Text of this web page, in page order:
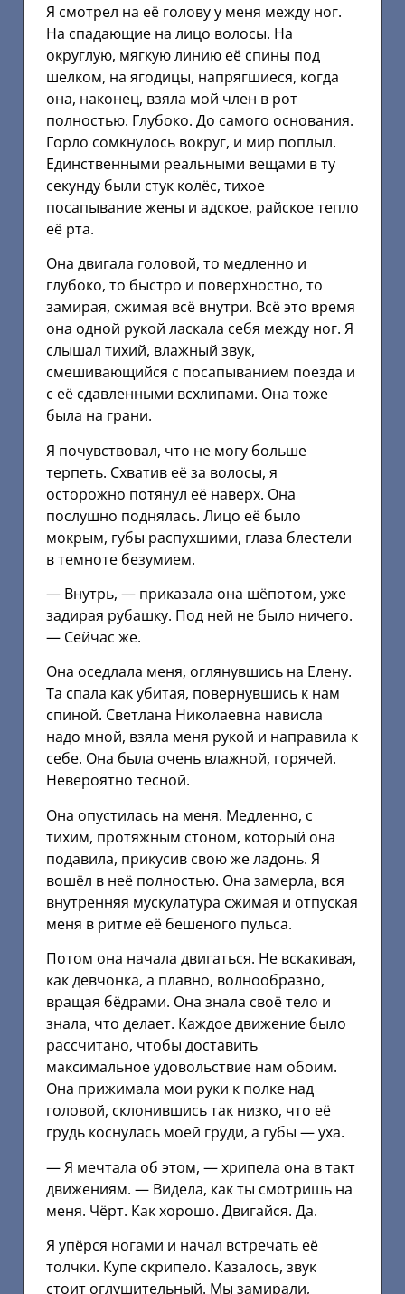
Я смотрел на её голову у меня между ног.
На спадающие на лицо волосы. На
округлую, мягкую линию её спины под
шелком, на ягодицы, напрягшиеся, когда
она, наконец, взяла мой член в рот
полностью. Глубоко. До самого основания.
Горло сомкнулось вокруг, и мир поплыл.
Единственными реальными вещами в ту
секунду были стук колёс, тихое
посапывание жены и адское, райское тепло
её рта.
Она двигала головой, то медленно и
глубоко, то быстро и поверхностно, то
замирая, сжимая всё внутри. Всё это время
она одной рукой ласкала себя между ног. Я
слышал тихий, влажный звук,
смешивающийся с посапыванием поезда и
с её сдавленными всхлипами. Она тоже
была на грани.
Я почувствовал, что не могу больше
терпеть. Схватив её за волосы, я
осторожно потянул её наверх. Она
послушно поднялась. Лицо её было
мокрым, губы распухшими, глаза блестели
в темноте безумием.
— Внутрь, — приказала она шёпотом, уже
задирая рубашку. Под ней не было ничего.
— Сейчас же.
Она оседлала меня, оглянувшись на Елену.
Та спала как убитая, повернувшись к нам
спиной. Светлана Николаевна нависла
надо мной, взяла меня рукой и направила к
себе. Она была очень влажной, горячей.
Невероятно тесной.
Она опустилась на меня. Медленно, с
тихим, протяжным стоном, который она
подавила, прикусив свою же ладонь. Я
вошёл в неё полностью. Она замерла, вся
внутренняя мускулатура сжимая и отпуская
меня в ритме её бешеного пульса.
Потом она начала двигаться. Не вскакивая,
как девчонка, а плавно, волнообразно,
вращая бёдрами. Она знала своё тело и
знала, что делает. Каждое движение было
рассчитано, чтобы доставить
максимальное удовольствие нам обоим.
Она прижимала мои руки к полке над
головой, склонившись так низко, что её
грудь коснулась моей груди, а губы — уха.
— Я мечтала об этом, — хрипела она в такт
движениям. — Видела, как ты смотришь на
меня. Чёрт. Как хорошо. Двигайся. Да.
Я упёрся ногами и начал встречать её
толчки. Купе скрипело. Казалось, звук
стоит оглушительный. Мы замирали,